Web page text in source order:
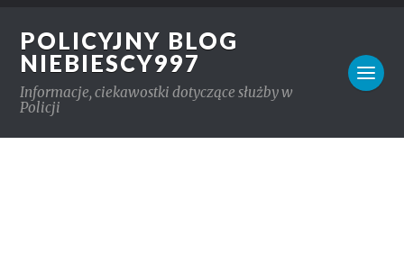
POLICYJNY BLOG
NIEBIESCY997
Informacje, ciekawostki dotyczące służby w
Policji